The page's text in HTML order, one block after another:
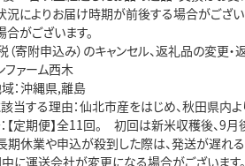
況によりお届け時期が前後する場合がござ
がございます。
寄附申込み）のキャンセル、返礼品の変更・
ァーム西木
：沖縄県,離島
する理由：仙北市産をはじめ、秋田県内
【定期便】全11回。 初回は新米収穫後、9
期休業や申込が殺到した際は、発送が遅れる
に運送会社が変更になる場合がございます。